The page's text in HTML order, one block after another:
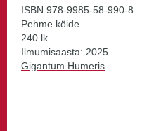
ISBN 978-9985-58-990-8
Pehme köide
240 lk
Ilmumisaasta: 2025
Gigantum Humeris